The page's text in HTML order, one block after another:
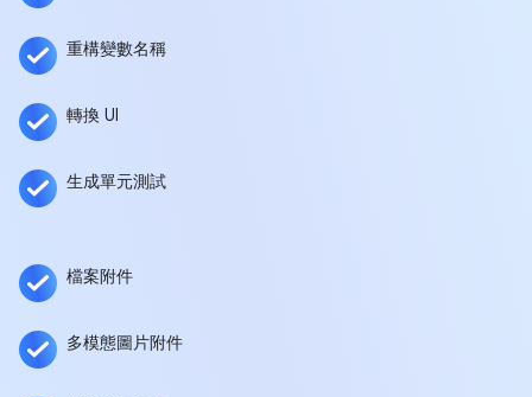
重構變數名稱
轉換 UI
生成單元測試
檔案附件
多模態圖片附件